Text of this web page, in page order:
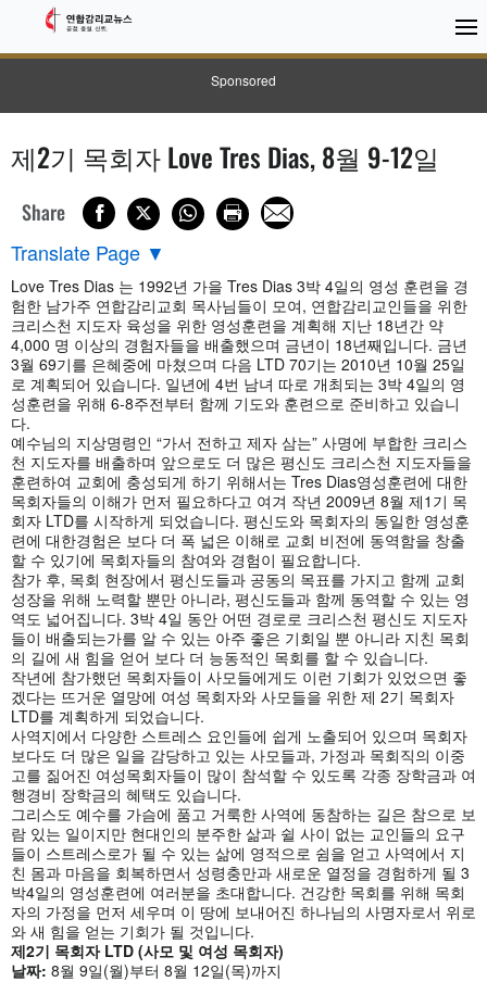
Sponsored
제2기 목회자 Love Tres Dias, 8월 9-12일
Share
Translate Page ▼
Love Tres Dias 는 1992년 가을 Tres Dias 3박 4일의 영성 훈련을 경
험한 남가주 연합감리교회 목사님들이 모여, 연합감리교인들을 위한
크리스천 지도자 육성을 위한 영성훈련을 계획해 지난 18년간 약
4,000 명 이상의 경험자들을 배출했으며 금년이 18년째입니다. 금년
3월 69기를 은혜중에 마쳤으며 다음 LTD 70기는 2010년 10월 25일
로 계획되어 있습니다. 일년에 4번 남녀 따로 개최되는 3박 4일의 영
성훈련을 위해 6-8주전부터 함께 기도와 훈련으로 준비하고 있습니
다.
예수님의 지상명령인 “가서 전하고 제자 삼는” 사명에 부합한 크리스
천 지도자를 배출하며 앞으로도 더 많은 평신도 크리스천 지도자들을
훈련하여 교회에 충성되게 하기 위해서는 Tres Dias영성훈련에 대한
목회자들의 이해가 먼저 필요하다고 여겨 작년 2009년 8월 제1기 목
회자 LTD를 시작하게 되었습니다. 평신도와 목회자의 동일한 영성훈
련에 대한경험은 보다 더 폭 넓은 이해로 교회 비전에 동역함을 창출
할 수 있기에 목회자들의 참여와 경험이 필요합니다.
참가 후, 목회 현장에서 평신도들과 공동의 목표를 가지고 함께 교회
성장을 위해 노력할 뿐만 아니라, 평신도들과 함께 동역할 수 있는 영
역도 넓어집니다. 3박 4일 동안 어떤 경로로 크리스천 평신도 지도자
들이 배출되는가를 알 수 있는 아주 좋은 기회일 뿐 아니라 지친 목회
의 길에 새 힘을 얻어 보다 더 능동적인 목회를 할 수 있습니다.
작년에 참가했던 목회자들이 사모들에게도 이런 기회가 있었으면 좋
겠다는 뜨거운 열망에 여성 목회자와 사모들을 위한 제 2기 목회자
LTD를 계획하게 되었습니다.
사역지에서 다양한 스트레스 요인들에 쉽게 노출되어 있으며 목회자
보다도 더 많은 일을 감당하고 있는 사모들과, 가정과 목회직의 이중
고를 짊어진 여성목회자들이 많이 참석할 수 있도록 각종 장학금과 여
행경비 장학금의 혜택도 있습니다.
그리스도 예수를 가슴에 품고 거룩한 사역에 동참하는 길은 참으로 보
람 있는 일이지만 현대인의 분주한 삶과 쉴 사이 없는 교인들의 요구
들이 스트레스로가 될 수 있는 삶에 영적으로 쉼을 얻고 사역에서 지
친 몸과 마음을 회복하면서 성령충만과 새로운 열정을 경험하게 될 3
박4일의 영성훈련에 여러분을 초대합니다. 건강한 목회를 위해 목회
자의 가정을 먼저 세우며 이 땅에 보내어진 하나님의 사명자로서 위로
와 새 힘을 얻는 기회가 될 것입니다.
제2기 목회자 LTD (사모 및 여성 목회자)
날짜: 8월 9일(월)부터 8월 12일(목)까지